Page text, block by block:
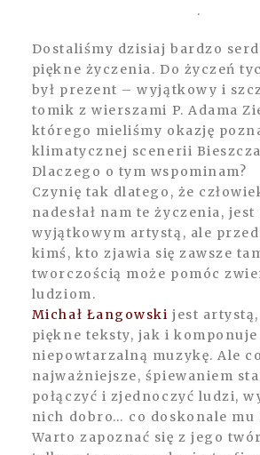
.
Dostaliśmy dzisiaj bardzo
piękne życzenia. Do życzeń
był prezent – wyjątkowy i
tomik z wierszami P. Adama
którego mieliśmy okazję
klimatycznej scenerii
Dlaczego o tym wspominam?
Czynię tak dlatego, że
nadesłał nam te życzenia,
wyjątkowym artystą, ale
kimś, kto zjawia się zawsze
tworczością może pomóc
ludziom.
Michał Łangowski jest
piękne teksty, jak i komponuje
niepowtarzalną muzykę. Ale co
najważniejsze, śpiewaniem
połączyć i zjednoczyć ludzi,
nich dobro… co doskonale mu
Warto zapoznać się z jego